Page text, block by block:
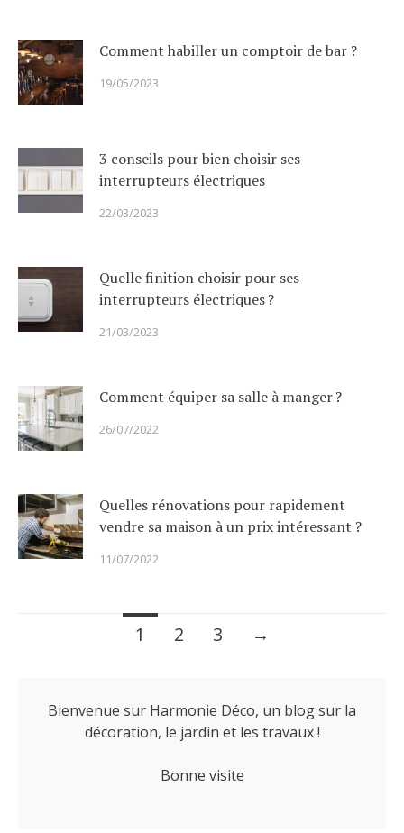
Comment habiller un comptoir de bar ?
19/05/2023
3 conseils pour bien choisir ses
interrupteurs électriques
22/03/2023
Quelle finition choisir pour ses
interrupteurs électriques ?
21/03/2023
Comment équiper sa salle à manger ?
26/07/2022
Quelles rénovations pour rapidement
vendre sa maison à un prix intéressant ?
11/07/2022
1 2 3 →
Bienvenue sur Harmonie Déco, un blog sur la
décoration, le jardin et les travaux !
Bonne visite